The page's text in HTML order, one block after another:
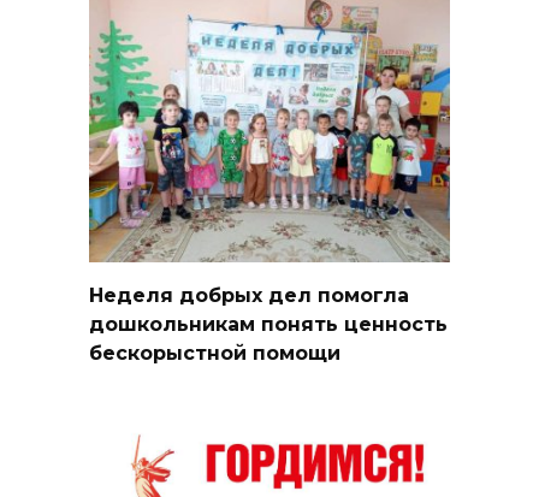
Неделя добрых дел помогла
дошкольникам понять ценность
бескорыстной помощи